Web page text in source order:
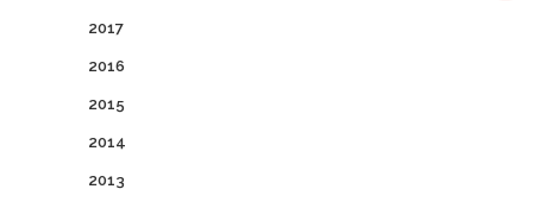
2017
2016
2015
2014
2013